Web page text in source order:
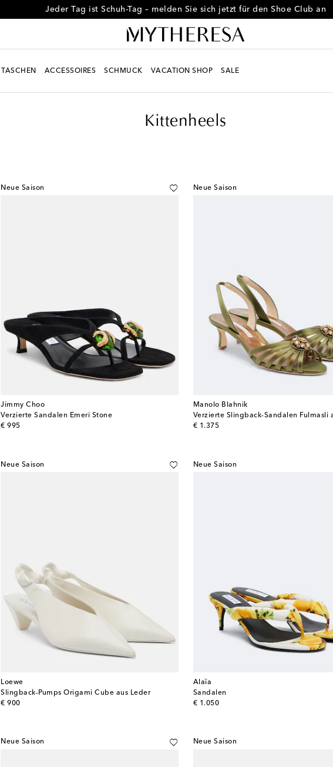
Jeder Tag ist Schuh-Tag – melden Sie sich jetzt für den Shoe Club an
TASCHEN ACCESSOIRES SCHMUCK VACATION SHOP SALE
Kittenheels
Neue Saison
Jimmy Choo
Verzierte Sandalen Emeri Stone
€ 995
original price
Neue Saison
Manolo Blahnik
Verzierte Slingback-Sandalen Fulmasli
€ 1.375
original price
Neue Saison
Loewe
Slingback-Pumps Origami Cube aus Leder
€ 900
original price
Neue Saison
Alaïa
Sandalen
€ 1.050
original price
Neue Saison Neue Saison